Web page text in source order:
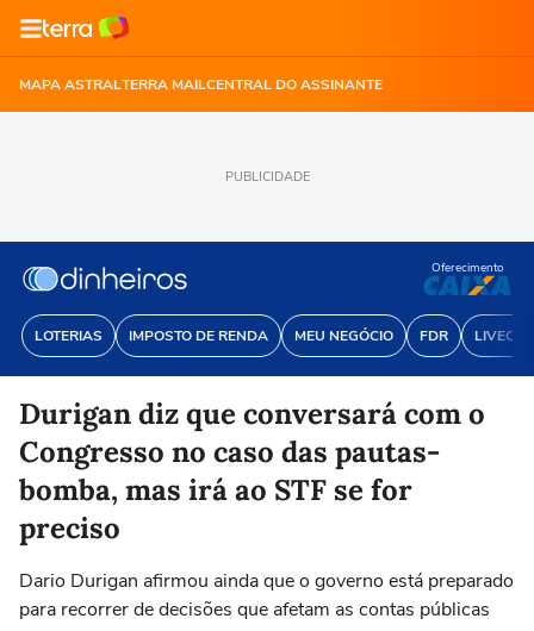
MAPA ASTRALTERRA MAILCENTRAL DO ASSINANTE
PUBLICIDADE
LOTERIAS IMPOSTO DE RENDA MEU NEGÓCIO FDR
Oferecimento
Durigan diz que conversará com o
Congresso no caso das pautas-
bomba, mas irá ao STF se for
preciso
Dario Durigan afirmou ainda que o governo está preparado
para recorrer de decisões que afetam as contas públicas